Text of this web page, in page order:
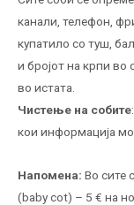
канали, телефон,
купатило со туш,
и бројот на крпи во
во истата.
Чистење на собите
кои информација
Напомена: Во сите
(baby cot) – 5 € на